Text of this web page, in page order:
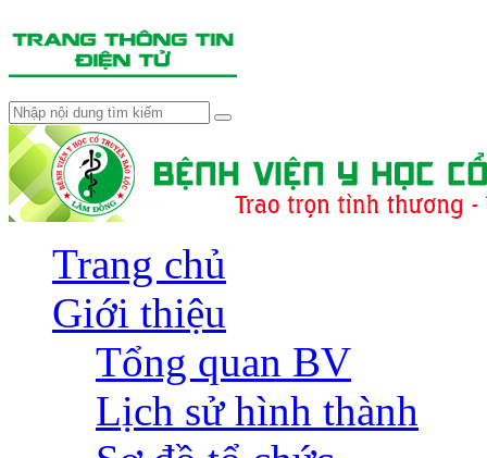
Trang chủ
Giới thiệu
Tổng quan BV
Lịch sử hình thành